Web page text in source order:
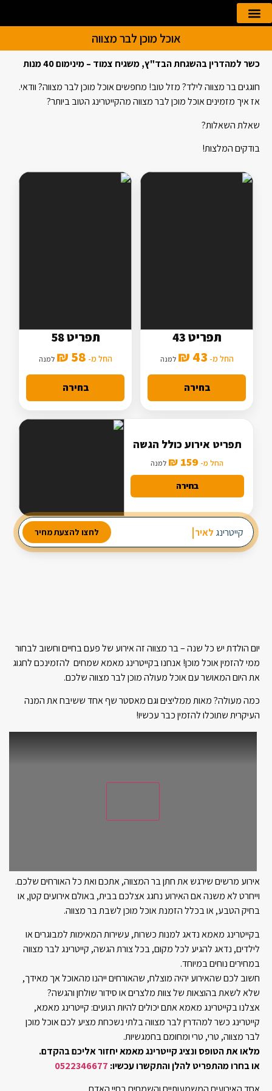
אוכל מוכן לבר מצווה
כשר למהדרין בהשגחת הבד"ץ, משגיח צמוד – מינימום 40 מנות
חוגגים בר מצווה לילד? מזל טוב! מחפשים אוכל מוכן לבר מצווה? וודאי.
אז איך מזמינים אוכל מוכן לבר מצווה מהקייטרינג הטוב ביותר?
שאלת השאלות?
בודקים המלצות!
2 תוספות
מנה עיקרית בסיסית
תפריט 43
החל מ- 43 ₪ למנה
בחירה
3 תוספות
מנה עיקרית מורחבת
תפריט 58
החל מ- 58 ₪ למנה
בחירה
מבחר עשיר של סלטים
2 מנות ביניים
תפריט אירוע כולל הגשה
החל מ- 159 ₪ למנה
בחירה
קייטרינג לאירוע חב לחצו להצעת מחיר
יום הולדת יש כל שנה – בר מצווה זה אירוע של פעם בחיים וחשוב לבחור
ממי להזמין אוכל מוכן! אנחנו בקייטרינג מאמא שמחים להזמינכם לחגוג
את היום המאושר עם אוכל מעולה מוכן לבר מצווה שלכם.
כמה מעולה? מאות ממליצים וגם מאסטר שף אחד ששיבח את המנה
העיקרית שתוכלו להזמין כבר עכשיו!
אירוע מרשים שירגש את חתן בר המצווה, אתכם ואת כל האורחים שלכם.
וייחרט לא משנה אם האירוע נחגג אצלכם בבית, באולם אירועים קטן, או
בחיק הטבע, או בכלל הזמנת אוכל מוכן לשבת בר מצווה.
בקייטרינג מאמא נדאג למנות כשרות, עשירות המאימות למבוגרים או
לילדים, נדאג להגיע לכל מקום, בכל צורת הגשה, קייטרינג לבר מצווה
במחירים נוחים במיוחד.
חשוב לכם שהאירוע יהיה מוצלח, שהאורחים ייהנו מהאוכל אך מאידך,
שלא לשאת בהוצאות של צוות מלצרים או סידור שולחן והגשה?
אצלנו בקייטרינג מאמא אתם יכולים להיות רגועים: קייטרינג מאמא,
קייטרינג כשר למהדרין לבר מצווה בלתי נשכחת מציע לכם אוכל מוכן
לבר מצווה, טרי, טרי ומחומם בחמגשיות.
מלאו את הטופס ונציג קייטרינג מאמא יחזור אליכם בהקדם.
אובחרו מהתפריט להלן והתקשרו עכשיו: 0522346677